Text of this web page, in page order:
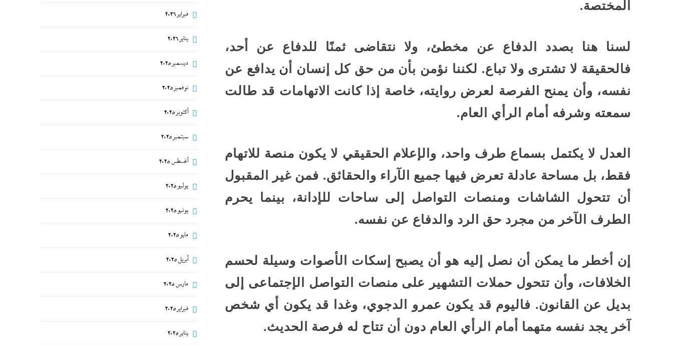
المختصة.
لسنا هنا بصدد الدفاع عن مخطئ، ولا نتقاضى ثمنًا للدفاع عن أحد،
فالحقيقة لا تشترى ولا تباع. لكننا نؤمن بأن من حق كل إنسان أن يدافع عن
نفسه، وأن يمنح الفرصة لعرض روايته، خاصة إذا كانت الاتهامات قد طالت
سمعته وشرفه أمام الرأي العام.
العدل لا يكتمل بسماع طرف واحد، والإعلام الحقيقي لا يكون منصة للاتهام
فقط، بل مساحة عادلة تعرض فيها جميع الآراء والحقائق. فمن غير المقبول
أن تتحول الشاشات ومنصات التواصل إلى ساحات للإدانة، بينما يحرم
الطرف الآخر من مجرد حق الرد والدفاع عن نفسه.
إن أخطر ما يمكن أن نصل إليه هو أن يصبح إسكات الأصوات وسيلة لحسم
الخلافات، وأن تتحول حملات التشهير على منصات التواصل الإجتماعى إلى
بديل عن القانون. فاليوم قد يكون عمرو الدجوي، وغدا قد يكون أي شخص
آخر يجد نفسه متهما أمام الرأي العام دون أن تتاح له فرصة الحديث.
فبراير 2026
يناير 2026
ديسمبر 2025
نوفمبر 2025
أكتوبر 2025
سبتمبر 2025
أغسطس 2025
يوليو 2025
يونيو 2025
مايو 2025
أبريل 2025
مارس 2025
فبراير 2025
يناير 2025